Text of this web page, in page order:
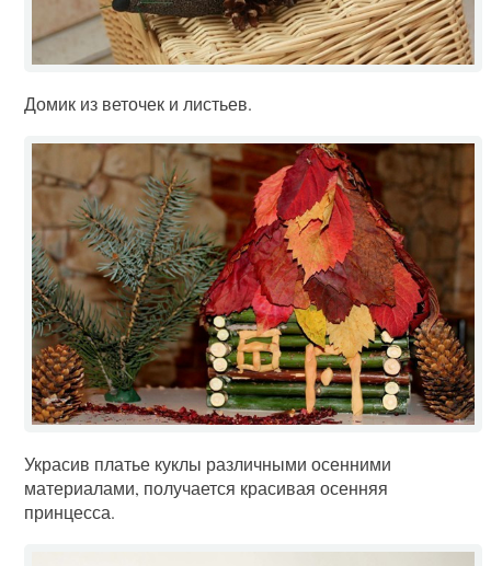
Домик из веточек и листьев.
Украсив платье куклы различными осенними
материалами, получается красивая осенняя
принцесса.